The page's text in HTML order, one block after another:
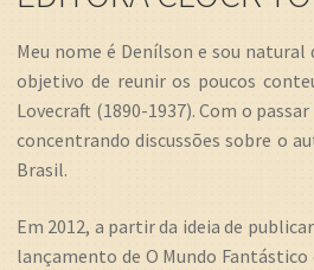
Meu nome é Denílson e sou natural
objetivo de reunir os poucos
Lovecraft (1890-1937). Com o
concentrando discussões sobre o
Brasil.
Em 2012, a partir da ideia de
lançamento de O Mundo